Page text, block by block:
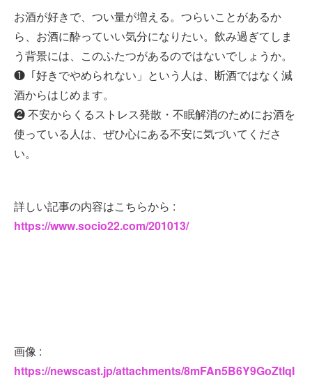
お酒が好きで、つい量が増える。つらいことがあるか
ら、お酒に酔っていい気分になりたい。飲み過ぎてしま
う背景には、このふたつがあるのではないでしょうか。
❶「好きでやめられない」という人は、断酒ではなく減
酒からはじめます。
❷ 不安からくるストレス発散・不眠解消のためにお酒を
使っている人は、ぜひ心にある不安に気づいてくださ
い。
詳しい記事の内容はこちらから :
https://www.socio22.com/201013/
画像 :
https://newscast.jp/attachments/8mFAn5B6Y9GoZtIqI